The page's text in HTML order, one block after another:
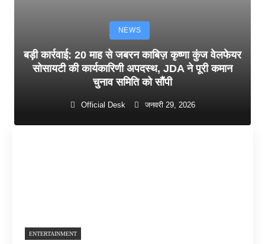
NEWS
बड़ी कार्रवाई: 20 माह से जबरन काबिज़ कृष्णा कुंज वेलफेयर
सोसायटी की कार्यकारिणी अपदस्थ, JDA ने पूरी कमान
चुनाव समिति को सौंपी
Official Desk जनवरी 29, 2026
ENTERTAINMENT